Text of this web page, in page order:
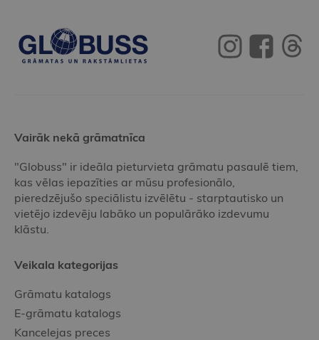
Vairāk nekā grāmatnīca
"Globuss" ir ideāla pieturvieta grāmatu pasaulē tiem,
kas vēlas iepazīties ar mūsu profesionālo,
pieredzējušo speciālistu izvēlētu - starptautisko un
vietējo izdevēju labāko un populārāko izdevumu
klāstu.
Veikala kategorijas
Grāmatu katalogs
E-grāmatu katalogs
Kancelejas preces